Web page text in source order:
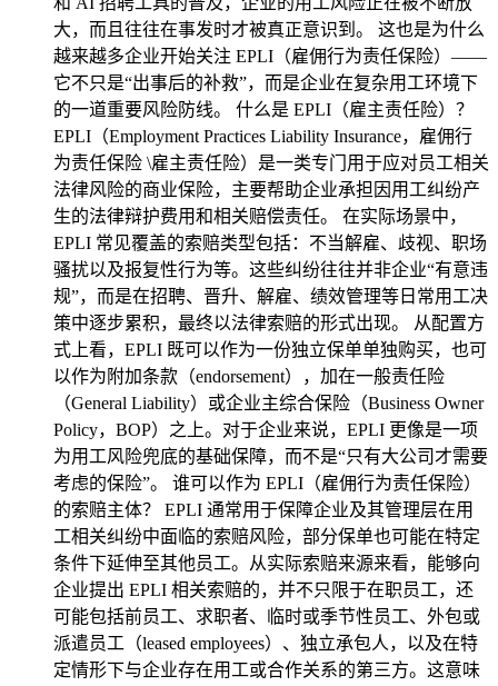
大，而且往往在事发时才被真正意识到。 这也是为什么
越来越多企业开始关注 EPLI（雇佣行为责任保险）——
它不只是“出事后的补救”，而是企业在复杂用工环境下
的一道重要风险防线。 什么是 EPLI（雇主责任险）？
EPLI（Employment Practices Liability Insurance，雇佣行
为责任保险 \雇主责任险）是一类专门用于应对员工相关
法律风险的商业保险，主要帮助企业承担因用工纠纷产
生的法律辩护费用和相关赔偿责任。 在实际场景中，
EPLI 常见覆盖的索赔类型包括：不当解雇、歧视、职场
骚扰以及报复性行为等。这些纠纷往往并非企业“有意违
规”，而是在招聘、晋升、解雇、绩效管理等日常用工决
策中逐步累积，最终以法律索赔的形式出现。 从配置方
式上看，EPLI 既可以作为一份独立保单单独购买，也可
以作为附加条款（endorsement），加在一般责任险
（General Liability）或企业主综合保险（Business Owner
Policy，BOP）之上。对于企业来说，EPLI 更像是一项
为用工风险兜底的基础保障，而不是“只有大公司才需要
考虑的保险”。 谁可以作为 EPLI（雇佣行为责任保险）
的索赔主体？ EPLI 通常用于保障企业及其管理层在用
工相关纠纷中面临的索赔风险，部分保单也可能在特定
条件下延伸至其他员工。从实际索赔来源来看，能够向
企业提出 EPLI 相关索赔的，并不只限于在职员工，还
可能包括前员工、求职者、临时或季节性员工、外包或
派遣员工（leased employees）、独立承包人，以及在特
定情形下与企业存在用工或合作关系的第三方。这意味